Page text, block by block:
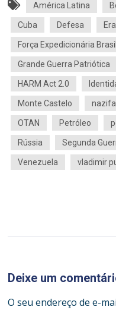
América Latina
Cuba Defesa
Força Expedicionária
Grande Guerra Patriótica
HARM Act 2.0
Monte Castelo
OTAN Petróleo
Rússia Segunda
Venezuela vladimir
Deixe um
O seu endereço de e-